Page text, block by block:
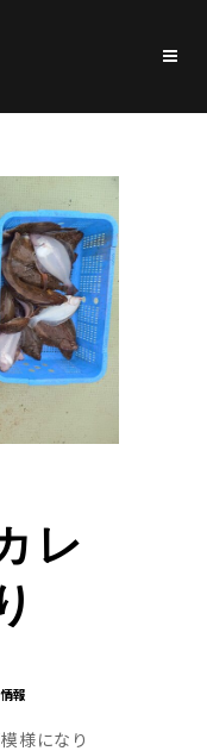
レ
報
様になり